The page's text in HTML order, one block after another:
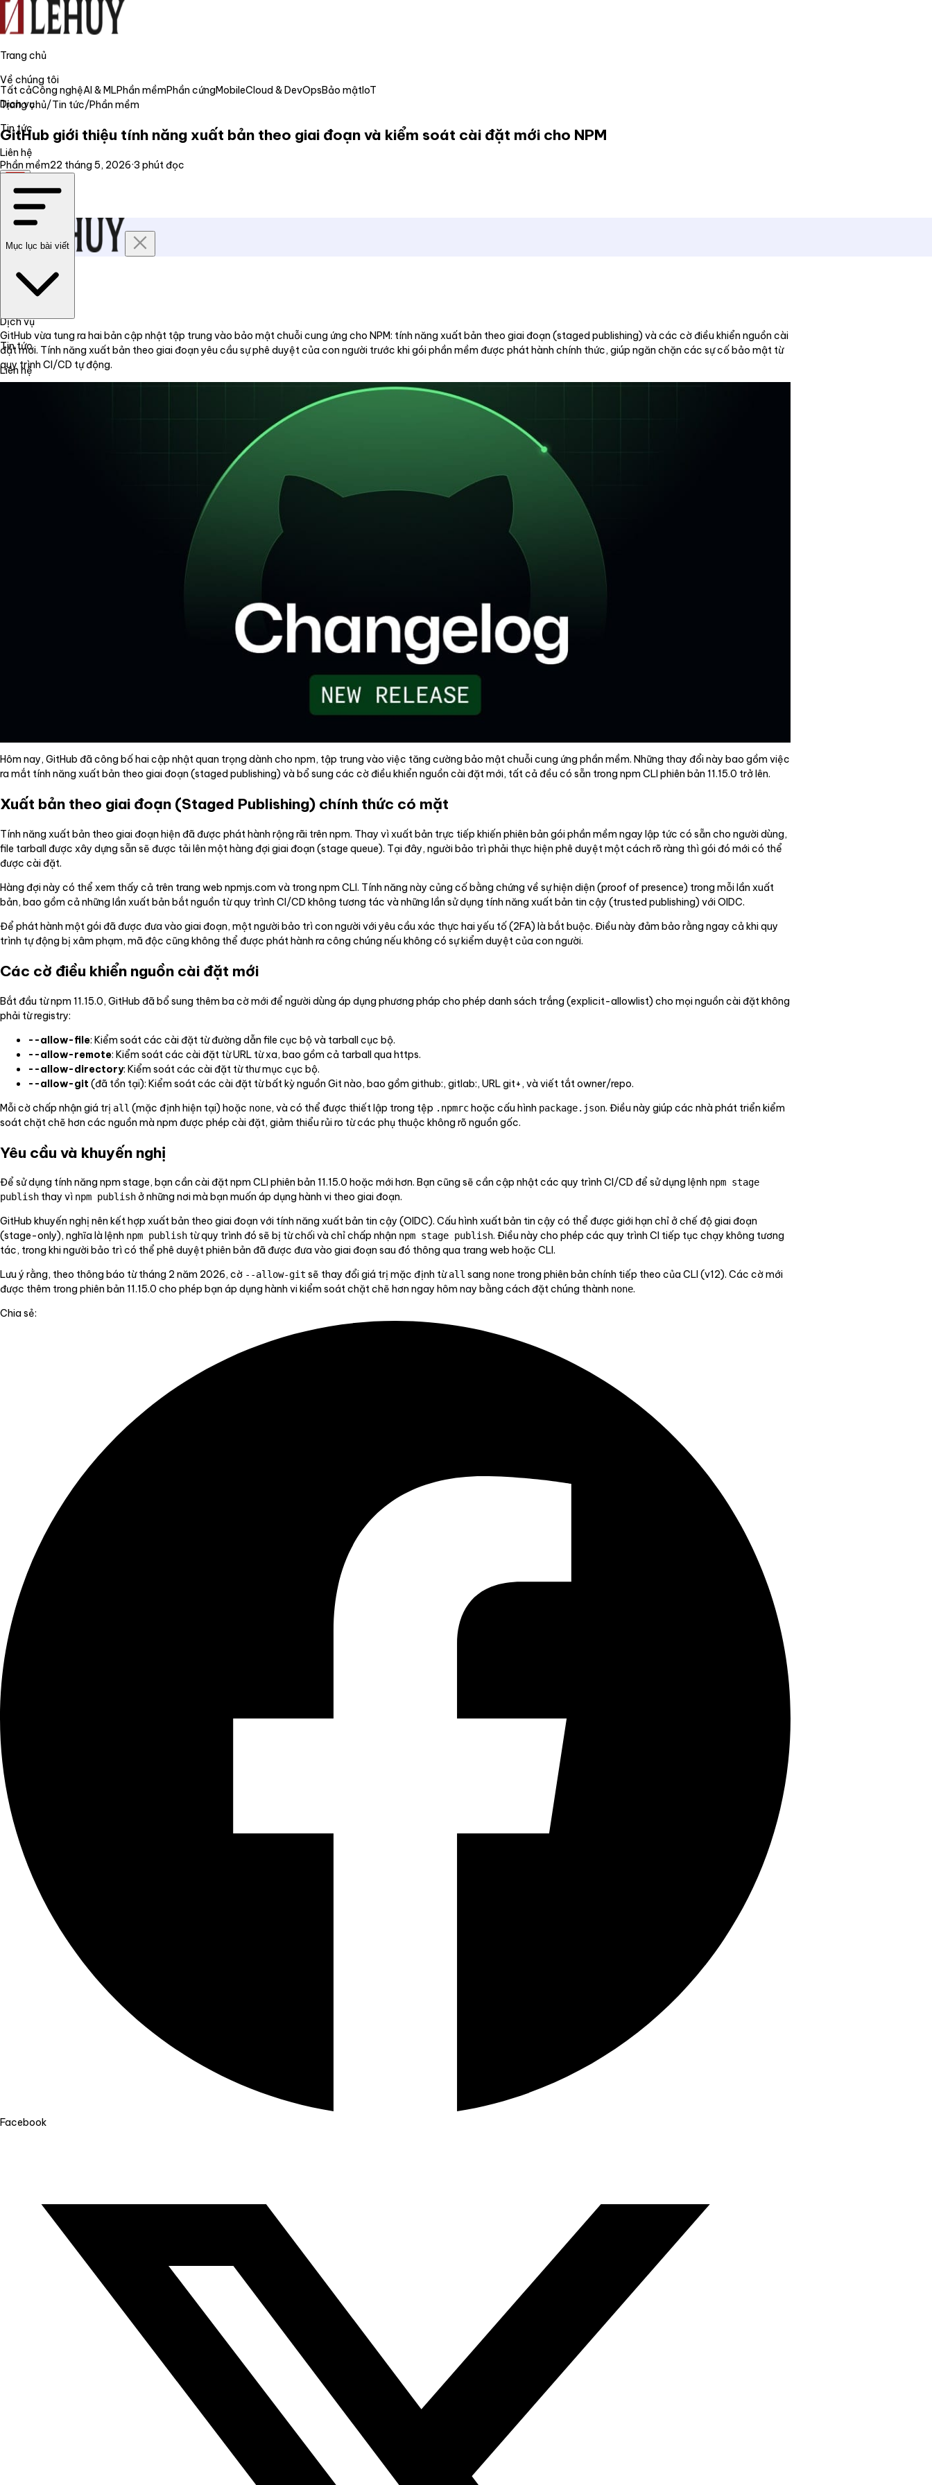
Trang chủ
Về chúng tôi
Dịch vụ
Tin tức
Liên hệ
Trang chủ
Về chúng tôi
Dịch vụ
Tin tức
Liên hệ
Tất cảCông nghệAI & MLPhần mềmPhần cứngMobileCloud & DevOpsBảo mậtIoT
Trang chủ/Tin tức/Phần mềm
GitHub giới thiệu tính năng xuất bản theo giai đoạn và kiểm soát cài đặt mới cho NPM
Phần mềm22 tháng 5, 2026·3 phút đọc
Mục lục bài viết
GitHub vừa tung ra hai bản cập nhật tập trung vào bảo mật chuỗi cung ứng cho NPM: tính năng xuất bản theo giai đoạn (staged publishing) và các cờ điều khiển nguồn cài
đặt mới. Tính năng xuất bản theo giai đoạn yêu cầu sự phê duyệt của con người trước khi gói phần mềm được phát hành chính thức, giúp ngăn chặn các sự cố bảo mật từ
quy trình CI/CD tự động.
Hôm nay, GitHub đã công bố hai cập nhật quan trọng dành cho npm, tập trung vào việc tăng cường bảo mật chuỗi cung ứng phần mềm. Những thay đổi này bao gồm việc
ra mắt tính năng xuất bản theo giai đoạn (staged publishing) và bổ sung các cờ điều khiển nguồn cài đặt mới, tất cả đều có sẵn trong npm CLI phiên bản 11.15.0 trở lên.
Xuất bản theo giai đoạn (Staged Publishing) chính thức có mặt
Tính năng xuất bản theo giai đoạn hiện đã được phát hành rộng rãi trên npm. Thay vì xuất bản trực tiếp khiến phiên bản gói phần mềm ngay lập tức có sẵn cho người dùng,
file tarball được xây dựng sẵn sẽ được tải lên một hàng đợi giai đoạn (stage queue). Tại đây, người bảo trì phải thực hiện phê duyệt một cách rõ ràng thì gói đó mới có thể
được cài đặt.
Hàng đợi này có thể xem thấy cả trên trang web npmjs.com và trong npm CLI. Tính năng này củng cố bằng chứng về sự hiện diện (proof of presence) trong mỗi lần xuất
bản, bao gồm cả những lần xuất bản bắt nguồn từ quy trình CI/CD không tương tác và những lần sử dụng tính năng xuất bản tin cậy (trusted publishing) với OIDC.
Để phát hành một gói đã được đưa vào giai đoạn, một người bảo trì con người với yêu cầu xác thực hai yếu tố (2FA) là bắt buộc. Điều này đảm bảo rằng ngay cả khi quy
trình tự động bị xâm phạm, mã độc cũng không thể được phát hành ra công chúng nếu không có sự kiểm duyệt của con người.
Các cờ điều khiển nguồn cài đặt mới
Bắt đầu từ npm 11.15.0, GitHub đã bổ sung thêm ba cờ mới để người dùng áp dụng phương pháp cho phép danh sách trắng (explicit-allowlist) cho mọi nguồn cài đặt không
phải từ registry:
--allow-file: Kiểm soát các cài đặt từ đường dẫn file cục bộ và tarball cục bộ.
--allow-remote: Kiểm soát các cài đặt từ URL từ xa, bao gồm cả tarball qua https.
--allow-directory: Kiểm soát các cài đặt từ thư mục cục bộ.
--allow-git (đã tồn tại): Kiểm soát các cài đặt từ bất kỳ nguồn Git nào, bao gồm github:, gitlab:, URL git+, và viết tắt owner/repo.
Mỗi cờ chấp nhận giá trị all (mặc định hiện tại) hoặc none, và có thể được thiết lập trong tệp .npmrchoặc cấu hình package.json. Điều này giúp các nhà phát triển kiểm
soát chặt chẽ hơn các nguồn mà npm được phép cài đặt, giảm thiểu rủi ro từ các phụ thuộc không rõ nguồn gốc.
Yêu cầu và khuyến nghị
Để sử dụng tính năng npm stage, bạn cần cài đặt npm CLI phiên bản 11.15.0 hoặc mới hơn. Bạn cũng sẽ cần cập nhật các quy trình CI/CD để sử dụng lệnh npm stage
publish thay vì npm publish ở những nơi mà bạn muốn áp dụng hành vi theo giai đoạn.
GitHub khuyến nghị nên kết hợp xuất bản theo giai đoạn với tính năng xuất bản tin cậy (OIDC). Cấu hình xuất bản tin cậy có thể được giới hạn chỉ ở chế độ giai đoạn
(stage-only), nghĩa là lệnh npm publish từ quy trình đó sẽ bị từ chối và chỉ chấp nhận npm stage publish. Điều này cho phép các quy trình CI tiếp tục chạy không tương
tác, trong khi người bảo trì có thể phê duyệt phiên bản đã được đưa vào giai đoạn sau đó thông qua trang web hoặc CLI.
Lưu ý rằng, theo thông báo từ tháng 2 năm 2026, cờ --allow-git sẽ thay đổi giá trị mặc định từall sang none trong phiên bản chính tiếp theo của CLI (v12). Các cờ mới
được thêm trong phiên bản 11.15.0 cho phép bạn áp dụng hành vi kiểm soát chặt chẽ hơn ngay hôm nay bằng cách đặt chúng thành none.
Chia sẻ:
Facebook